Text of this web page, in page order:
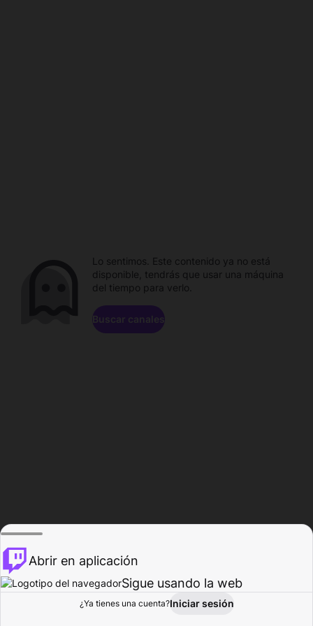
Explorar Actividad
Lo sentimos. Este contenido ya no está
disponible, tendrás que usar una máquina
del tiempo para verlo.
Buscar canales
Abrir en aplicación
Sigue usando la web
¿Ya tienes una cuenta?Iniciar sesión